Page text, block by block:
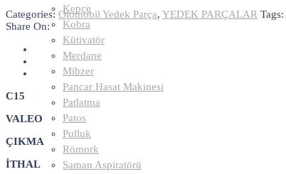
Kepçe
Kobra
Kütivatör
Merdane
Mibzer
Pancar Hasat Makinesi
Patlatma
Patos
Pulluk
Römork
Saman Aspiratörü
Categories: Otomobil Yedek Parça, YEDEK PARÇALAR Tags:
Share On:
C15
VALEO
ÇIKMA
İTHAL